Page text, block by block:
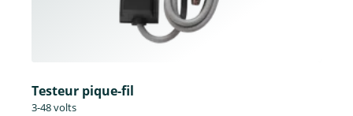
Testeur pique-fil
3-48 volts